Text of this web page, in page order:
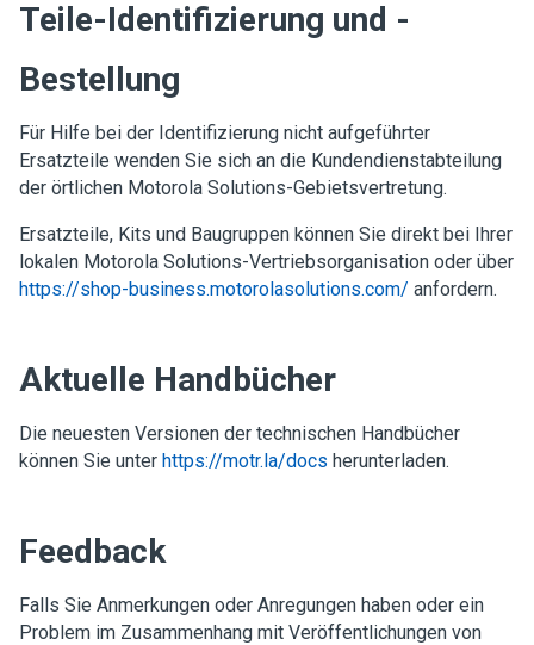
Teile-Identifizierung und -
Bestellung
Für Hilfe bei der Identifizierung nicht aufgeführter
Ersatzteile wenden Sie sich an die Kundendienstabteilung
der örtlichen Motorola Solutions-Gebietsvertretung.
Ersatzteile, Kits und Baugruppen können Sie direkt bei Ihrer
lokalen Motorola Solutions-Vertriebsorganisation oder über
https://shop-business.motorolasolutions.com/ anfordern.
Aktuelle Handbücher
Die neuesten Versionen der technischen Handbücher
können Sie unter https://motr.la/docs herunterladen.
Feedback
Falls Sie Anmerkungen oder Anregungen haben oder ein
Problem im Zusammenhang mit Veröffentlichungen von